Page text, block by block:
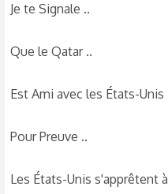
équipes
financées
comme le
Valable pour le foot et
Je te Signale ..
Que le Qatar ..
Est Ami avec les États-Unis
Pour Preuve ..
Les États-Unis s'apprêtent